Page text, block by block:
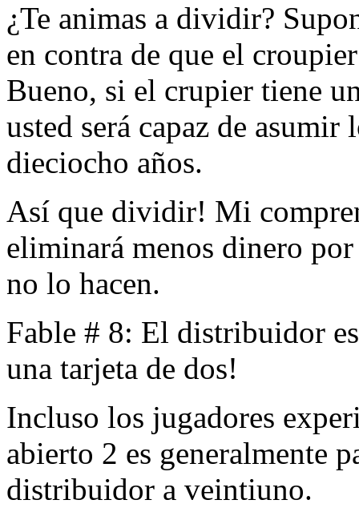
¿Te animas a dividir?
en contra de que el
Bueno, si el crupier tiene
usted será capaz de
dieciocho años.
Así que dividir! Mi
eliminará menos dinero
no lo hacen.
Fable # 8: El distribuidor
una tarjeta de dos!
Incluso los jugadores
abierto 2 es generalmente
distribuidor a veintiuno.